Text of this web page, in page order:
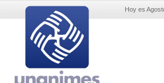
Hoy es